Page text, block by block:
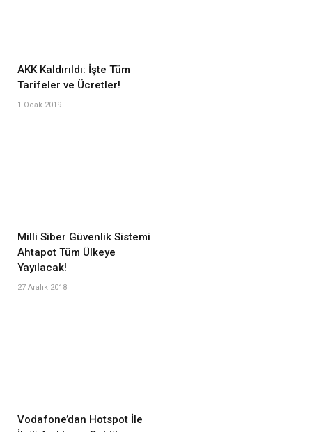
AKK Kaldırıldı: İşte Tüm
Tarifeler ve Ücretler!
1 Ocak 2019
Milli Siber Güvenlik Sistemi
Ahtapot Tüm Ülkeye
Yayılacak!
27 Aralık 2018
Vodafone’dan Hotspot İle